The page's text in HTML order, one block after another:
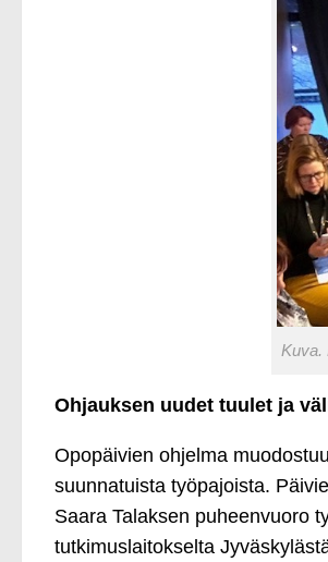
Kuva.
Ohjauksen uudet tuulet ja
Opopäivien ohjelma
suunnatuista työpajoista.
Saara Talaksen puheenvuoro
tutkimuslaitokselta